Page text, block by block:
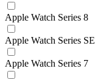
Apple Watch Series 8
Apple Watch Series SE
Apple Watch Series 7